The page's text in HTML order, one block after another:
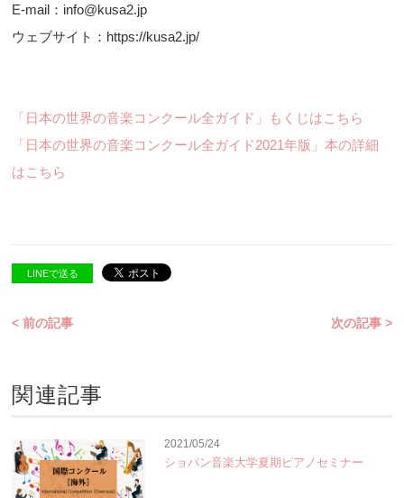
E-mail：info@kusa2.jp
ウェブサイト：https://kusa2.jp/
「日本の世界の音楽コンクール全ガイド」もくじはこちら
「日本の世界の音楽コンクール全ガイド2021年版」本の詳細
はこちら
LINEで送る
< 前の記事 次の記事 >
関連記事
2021/05/24
ショパン音楽大学夏期ピアノセミナー